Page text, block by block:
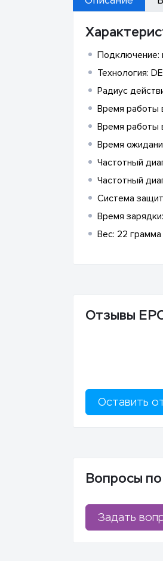
Подключение:
Технология:
Радиус
Время работы
Время работы
Время
Частотный
Частотный
Система
Время
Вес: 22
Отзывы
Оставить
Вопросы по
Задать